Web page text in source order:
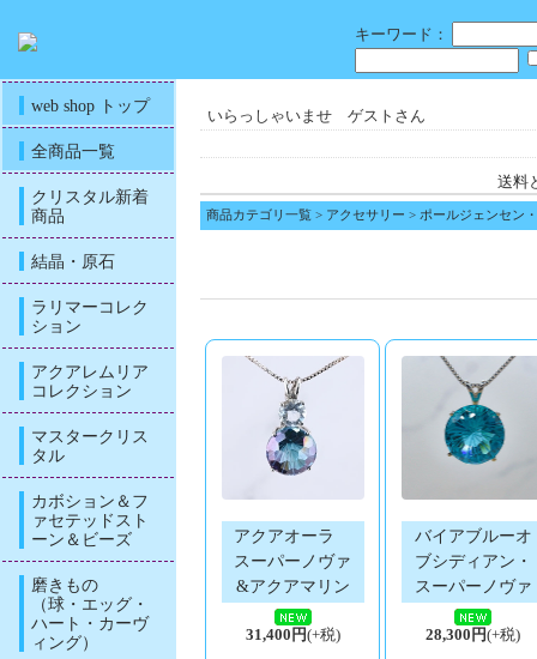
キーワード：
web shop トップ
全商品一覧
クリスタル新着
商品
結晶・原石
ラリマーコレク
ション
アクアレムリア
コレクション
マスタークリス
タル
カボション＆フ
ァセテッドスト
ーン＆ビーズ
磨きもの
（球・エッグ・
ハート・カーヴ
ィング）
いらっしゃいませ ゲストさん
送料
商品カテゴリ一覧 > アクセサリー > ポールジェンセン
アクアオーラ
スーパーノヴァ
&アクアマリン
31,400円(+税)
バイアブルーオ
ブシディアン・
スーパーノヴァ
28,300円(+税)